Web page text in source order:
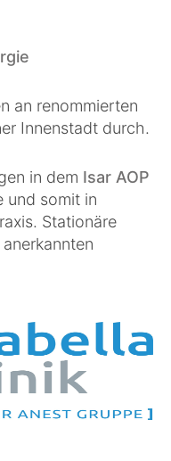
an renommierten
Innenstadt durch.
in dem Isar AOP
und somit in
Stationäre